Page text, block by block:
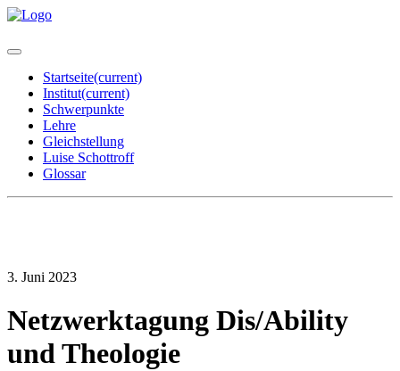
Startseite(current)
Institut(current)
Schwerpunkte
Lehre
Gleichstellung
Luise Schottroff
Glossar
3. Juni 2023
Netzwerktagung Dis/Ability
und Theologie